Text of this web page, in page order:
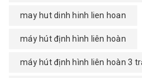
may hut dinh hinh lien hoan
máy hút định hình liên hoàn
máy hút định hình liên hoàn 3